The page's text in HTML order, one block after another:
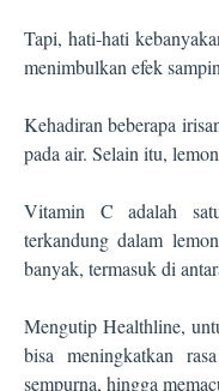
Tapi, hati-hati
menimbulkan efek
Kehadiran beberapa
pada air. Selain itu,
Vitamin C adalah
terkandung dalam
banyak, termasuk di
Mengutip Healthline,
bisa meningkatkan
sempurna, hingga